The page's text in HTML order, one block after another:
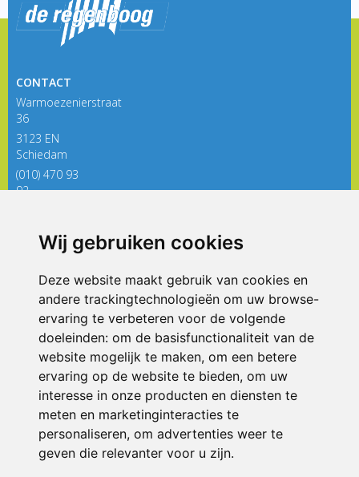
Wij gebruiken cookies
Deze website maakt gebruik van cookies en
andere trackingtechnologieën om uw browse-
ervaring te verbeteren voor de volgende
doeleinden: om de basisfunctionaliteit van de
website mogelijk te maken, om een betere
ervaring op de website te bieden, om uw
interesse in onze producten en diensten te
meten en marketinginteracties te
personaliseren, om advertenties weer te
geven die relevanter voor u zijn.
CONTACT
Warmoezenierstraat
36
3123 EN
Schiedam
(010) 470 93
92
ONDERDEEL VAN
© 2026 De Regenboog | Alle rechten voorbehouden
Privacy policy|Disclaimer| Klachtenregeling|RSIN en Anbi
voorkeuren